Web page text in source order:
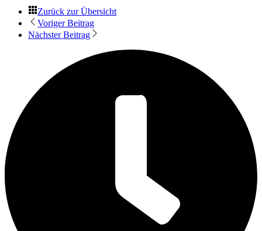
Zurück zur Übersicht
Voriger Beitrag
Nächster Beitrag